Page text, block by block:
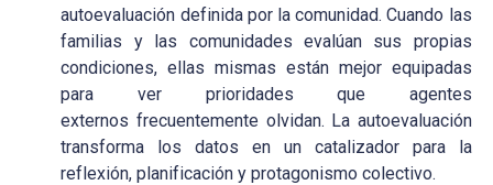
autoevaluación definida por la comunidad. Cuando las
familias y las comunidades evalúan sus propias
condiciones, ellas mismas están mejor equipadas
para ver prioridades que agentes
externos frecuentemente olvidan. La autoevaluación
transforma los datos en un catalizador para la
reflexión, planificación y protagonismo colectivo.